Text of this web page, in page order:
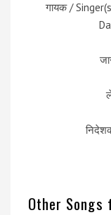
गायक /
Other Songs